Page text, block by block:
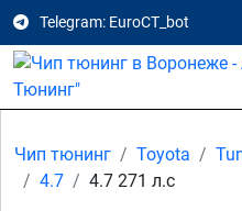
Telegram: EuroCT_bot
Чип тюнинг Toyota
4.7
4.7 271 л.с